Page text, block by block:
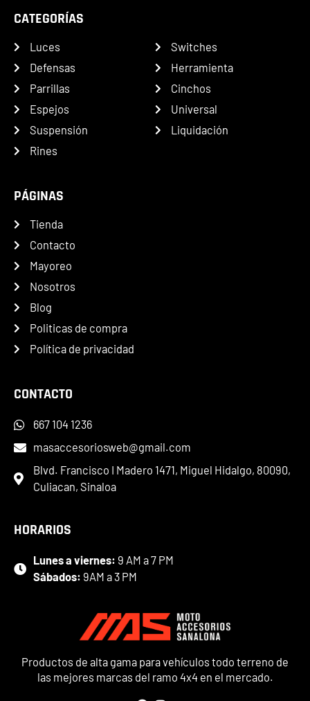
Productos de alta gama para vehículos todo terreno de
las mejores marcas del ramo 4x4 en el mercado.
CATEGORÍAS
Luces
Defensas
Parrillas
Espejos
Suspensión
Rines
Switches
Herramienta
Cinchos
Universal
Liquidación
PÁGINAS
Tienda
Contacto
Mayoreo
Nosotros
Blog
Politicas de compra
Política de privacidad
CONTACTO
667 104 1236
masaccesoriosweb@gmail.com
Blvd. Francisco I Madero 1471, Miguel Hidalgo, 80090,
Culiacan, Sinaloa
HORARIOS
Lunes a viernes: 9 AM a 7 PM
Sábados: 9AM a 3 PM